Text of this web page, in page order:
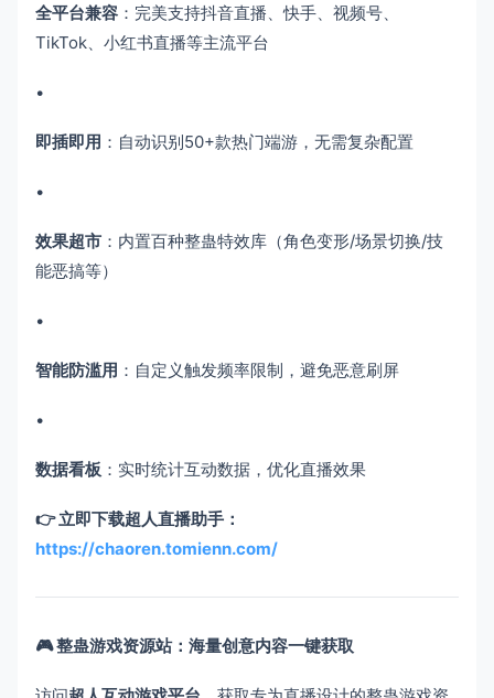
全平台兼容 ​：完美支持抖音直播、快手、视频号、
TikTok、小红书直播等主流平台
•
即插即用 ​：自动识别50+款热门端游，无需复杂配置
•
效果超市 ​：内置百种整蛊特效库（角色变形/场景切换/技
能恶搞等）
•
智能防滥用 ​：自定义触发频率限制，避免恶意刷屏
•
数据看板 ​：实时统计互动数据，优化直播效果
👉 立即下载超人直播助手：
https://chaoren.tomienn.com/
🎮 整蛊游戏资源站：海量创意内容一键获取